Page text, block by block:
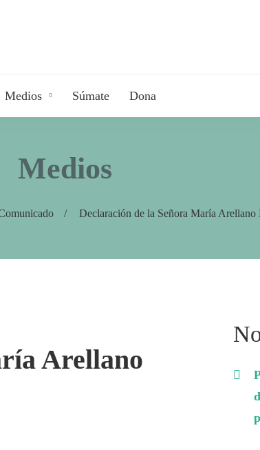
Medios Súmate Dona
Medios
Declaración de la Señora María Arellano
Arellano